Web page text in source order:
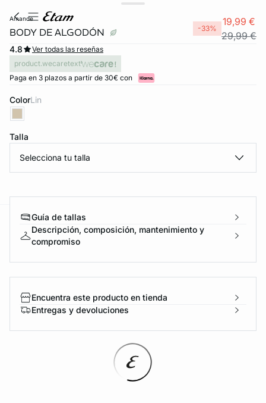
INVISIBLE
amande
BODY DE ALGODÓN -33%
19,99 €
29,99 €
4.8
Ver todas las reseñas
product.wecaretext
Paga en 3 plazos a partir de 30€ con
Color lin
Talla
Selecciona tu talla
Guía de tallas
Descripción, composición, mantenimiento y
compromiso
Encuentra este producto en tienda
Entregas y devoluciones